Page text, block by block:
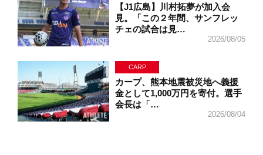
【J1広島】川村拓夢が加入会
見。「この２年間、サンフレッ
チェの試合は見…
2026/08/05
CARP
カープ、熊本地震被災地へ義援
金として1,000万円を寄付。選手
会長は「…
2026/08/04